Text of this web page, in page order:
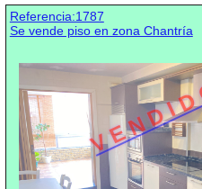
Referencia:1787
Se vende piso en zona Chantría
V E N D I